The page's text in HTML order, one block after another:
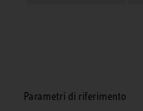
Parametri di riferimento